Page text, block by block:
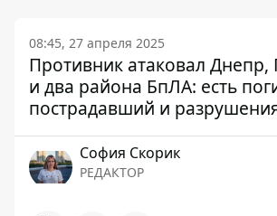
08:45, 27 апреля 2025
Противник атаковал Днепр,
и два района БпЛА: есть
пострадавший и
София Скорик
РЕДАКТОР